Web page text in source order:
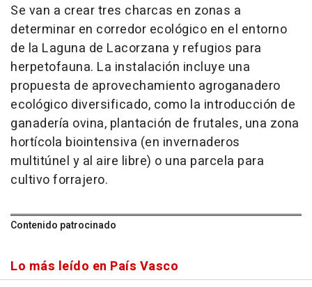
Se van a crear tres charcas en zonas a
determinar en corredor ecológico en el entorno
de la Laguna de Lacorzana y refugios para
herpetofauna. La instalación incluye una
propuesta de aprovechamiento agroganadero
ecológico diversificado, como la introducción de
ganadería ovina, plantación de frutales, una zona
hortícola biointensiva (en invernaderos
multitúnel y al aire libre) o una parcela para
cultivo forrajero.
Contenido patrocinado
Lo más leído en País Vasco